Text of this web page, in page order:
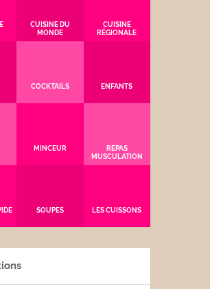
CUISINE DU
MONDE
CUISINE
RÉGIONALE
COCKTAILS ENFANTS
MINCEUR
REPAS
MUSCULATION
SOUPES LES CUISSONS